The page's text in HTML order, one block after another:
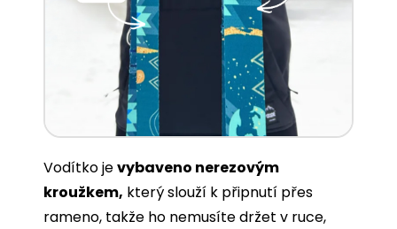
Vodítko jevybaveno nerezovým
kroužkem, který slouží k připnutí přes
rameno, takže ho nemusíte držet v ruce,